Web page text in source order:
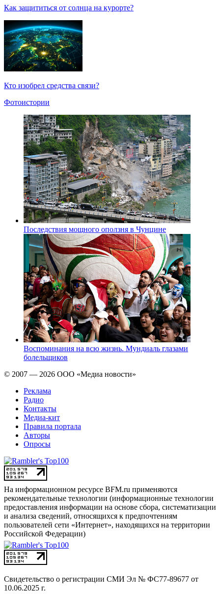
Как защититься от солнца на курорте?
Кто изобрел средства связи?
Фотоистории
Последствия мощного оползня в Чунцине
Воспоминания на всю жизнь. Мундиаль глазами
болельщиков
© 2007 — 2026 ООО «Медиа новости»
Реклама
Радио
Контакты
Медиа-кит
Правила портала
Авторы
Опросы
На информационном ресурсе BFM.ru применяются
рекомендательные технологии (информационные технологии
предоставления информации на основе сбора, систематизации
и анализа сведений, относящихся к предпочтениям
пользователей сети «Интернет», находящихся на территории
Российской Федерации)
Свидетельство о регистрации СМИ Эл № ФС77-89677 от
10.06.2025 г.